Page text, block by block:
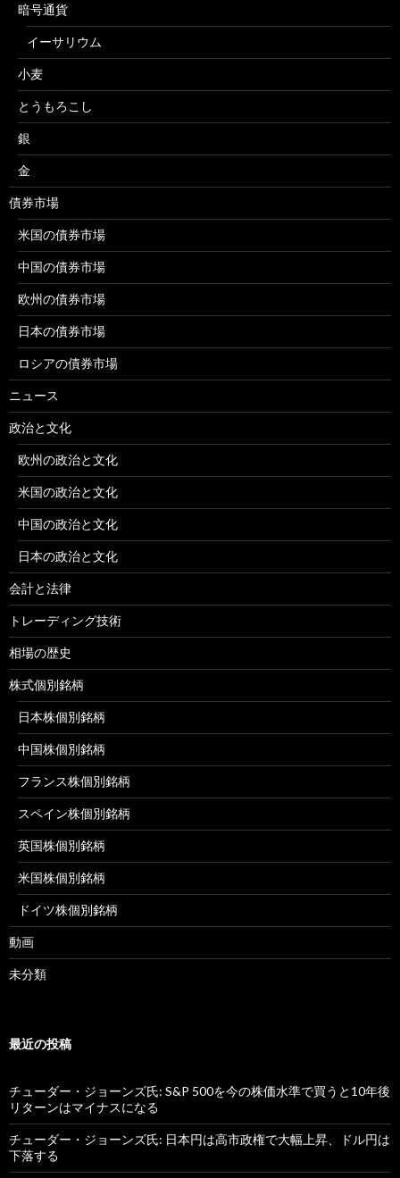
暗号通貨
イーサリウム
小麦
とうもろこし
銀
金
債券市場
米国の債券市場
中国の債券市場
欧州の債券市場
日本の債券市場
ロシアの債券市場
ニュース
政治と文化
欧州の政治と文化
米国の政治と文化
中国の政治と文化
日本の政治と文化
会計と法律
トレーディング技術
相場の歴史
株式個別銘柄
日本株個別銘柄
中国株個別銘柄
フランス株個別銘柄
スペイン株個別銘柄
英国株個別銘柄
米国株個別銘柄
ドイツ株個別銘柄
動画
未分類
最近の投稿
チューダー・ジョーンズ氏: S&P 500を今の株価水準で買うと10年後
リターンはマイナスになる
チューダー・ジョーンズ氏: 日本円は高市政権で大幅上昇、ドル円は
下落する